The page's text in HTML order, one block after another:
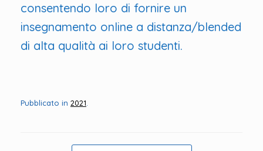
consentendo loro di fornire un
insegnamento online a distanza/blended
di alta qualità ai loro studenti.
Pubblicato in 2021